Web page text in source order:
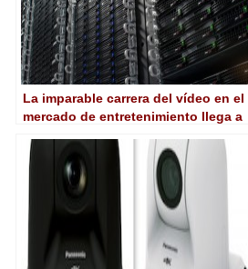
La imparable carrera del vídeo en el
mercado de entretenimiento llega a